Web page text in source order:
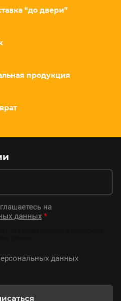
“до двери”
продукция
на
данных *
данных